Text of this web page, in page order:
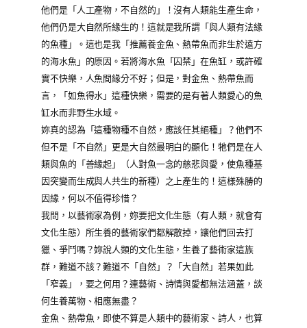
他們是「人工產物，不自然的」！沒有人類能生產生命，
他們仍是大自然所緣生的！這就是我所謂「與人類有法緣
的魚種」。這也是我「推薦養金魚、熱帶魚而非生於遠方
的海水魚」的原因。若將海水魚「囚禁」在魚缸，或許確
實不快樂，人魚間緣分不好；但是，對金魚、熱帶魚而
言，「如魚得水」這種快樂，需要的是有著人類愛心的魚
缸水而非野生水域。
妳真的認為「這種物種不自然，應該任其絕種」？他們不
但不是「不自然」更是大自然最明白的顯化！牠們是在人
類與魚的「善緣起」（人對魚一念的慈悲與愛，使魚種基
因突變而生成與人共生的新種）之上產生的！這樣殊勝的
因緣，何以不值得珍惜？
我問，以藝術家為例，妳要把文化生態（有人類，就會有
文化生態）所生養的藝術家們都解散掉，讓他們回去打
獵、爭鬥嗎？妳說人類的文化生態，生養了藝術家這族
群，難道不該？難道不「自然」？「大自然」若果如此
「窄義」，要之何用？連藝術、詩情與愛都無法涵蓋，談
何生養萬物、相應無盡？
金魚、熱帶魚，即使不算是人類中的藝術家、詩人，也算